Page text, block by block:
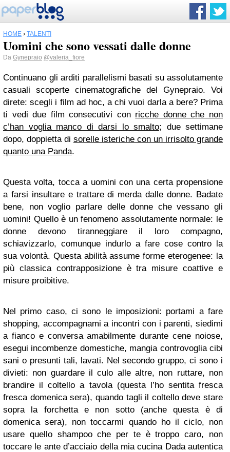
HOME › TALENTI
Uomini che sono vessati dalle donne
Da Gynepraio @valeria_fiore
Continuano gli arditi parallelismi basati su assolutamente
casuali scoperte cinematografiche del Gynepraio. Voi
direte: scegli i film ad hoc, a chi vuoi darla a bere? Prima
ti vedi due film consecutivi con ricche donne che non
c’han voglia manco di darsi lo smalto; due settimane
dopo, doppietta di sorelle isteriche con un irrisolto grande
quanto una Panda.
Questa volta, tocca a uomini con una certa propensione
a farsi insultare e trattare di merda dalle donne. Badate
bene, non voglio parlare delle donne che vessano gli
uomini! Quello è un fenomeno assolutamente normale: le
donne devono tiranneggiare il loro compagno,
schiavizzarlo, comunque indurlo a fare cose contro la
sua volontà. Questa abilità assume forme eterogenee: la
più classica contrapposizione è tra misure coattive e
misure proibitive.
Nel primo caso, ci sono le imposizioni: portami a fare
shopping, accompagnami a incontri con i parenti, siedimi
a fianco e conversa amabilmente durante cene noiose,
esegui incombenze domestiche, mangia controvoglia cibi
sani o presunti tali, lavati. Nel secondo gruppo, ci sono i
divieti: non guardare il culo alle altre, non ruttare, non
brandire il coltello a tavola (questa l’ho sentita fresca
fresca domenica sera), quando tagli il coltello deve stare
sopra la forchetta e non sotto (anche questa è di
domenica sera), non toccarmi quando ho il ciclo, non
usare quello shampoo che per te è troppo caro, non
toccare le ante d’acciaio della mia cucina Dada autentica